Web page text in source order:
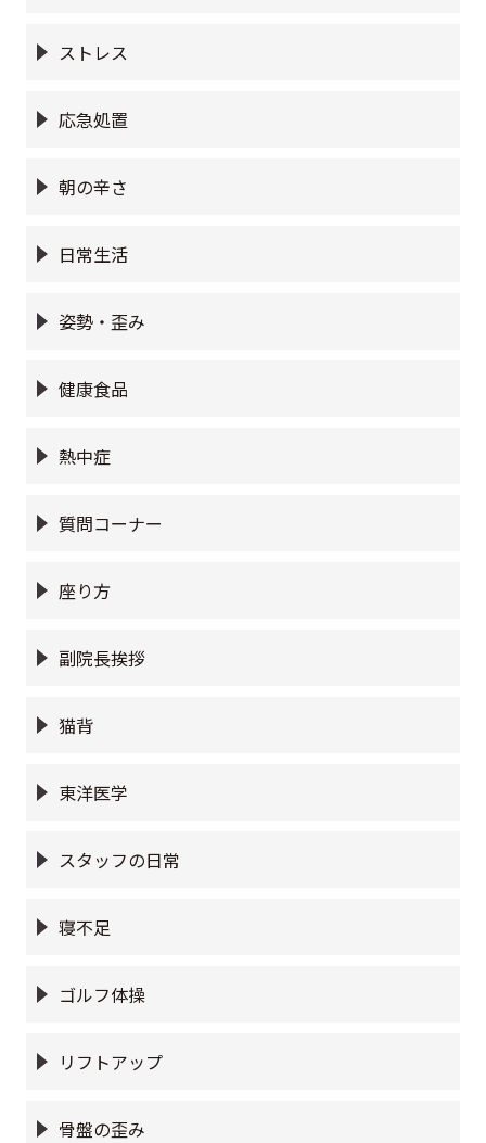
ストレス
応急処置
朝の辛さ
日常生活
姿勢・歪み
健康食品
熱中症
質問コーナー
座り方
副院長挨拶
猫背
東洋医学
スタッフの日常
寝不足
ゴルフ体操
リフトアップ
骨盤の歪み